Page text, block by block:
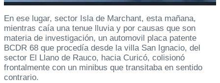
En ese lugar, sector Isla de Marchant, esta mañana,
mientras caía una tenue lluvia y por causas que son
materia de investigación, un automovil placa patente
BCDR 68 que procedía desde la villa San Ignacio, del
sector El Llano de Rauco, hacia Curicó, colisionó
frontalmente con un minibus que transitaba en sentido
contrario.